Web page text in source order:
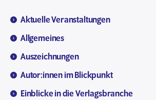
Aktuelle Veranstaltungen
Allgemeines
Auszeichnungen
Autor:innen im Blickpunkt
Einblicke in die Verlagsbranche